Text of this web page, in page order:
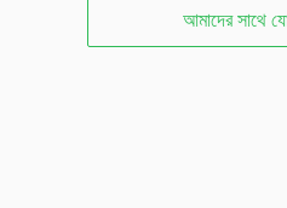
আমাদের সাথে